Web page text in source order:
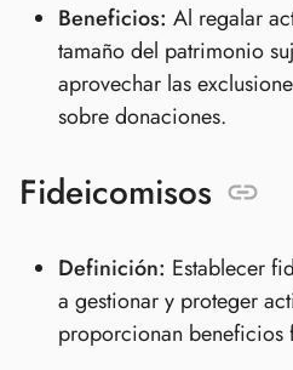
Beneficios: Al regalar
tamaño del patrimonio
aprovechar las
sobre donaciones.
Fideicomisos
Definición: Establecer
a gestionar y proteger
proporcionan beneficios